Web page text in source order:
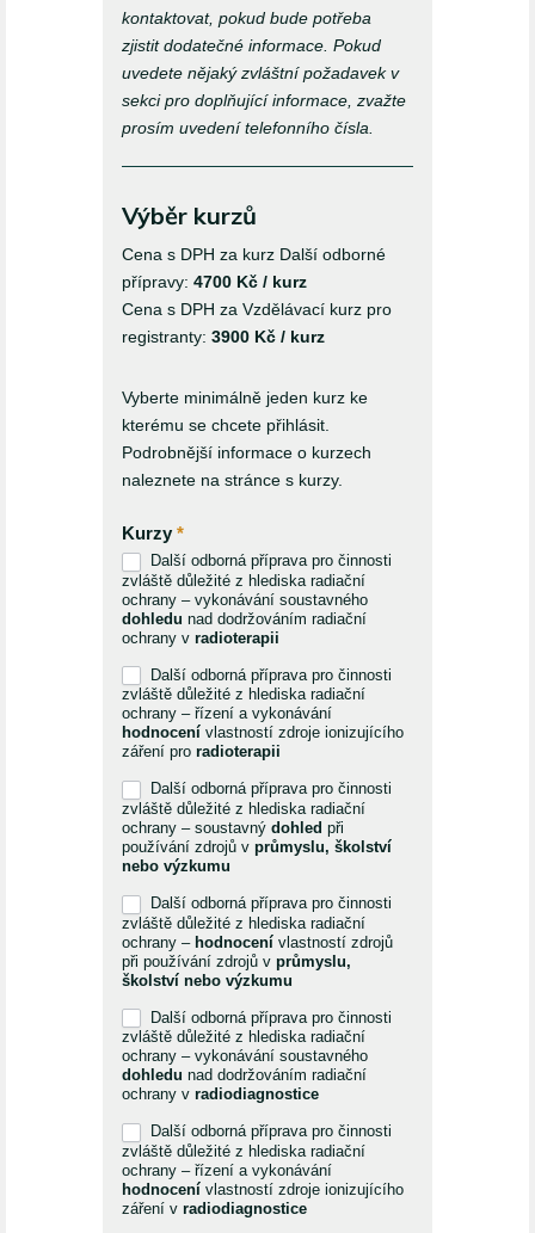
kontaktovat, pokud bude potřeba
zjistit dodatečné informace. Pokud
uvedete nějaký zvláštní požadavek v
sekci pro doplňující informace, zvažte
prosím uvedení telefonního čísla.
Výběr kurzů
Cena s DPH za kurz Další odborné
přípravy:4700 Kč / kurz
Cena s DPH za Vzdělávací kurz pro
registranty:3900 Kč / kurz
Vyberte minimálně jeden kurz ke
kterému se chcete přihlásit.
Podrobnější informace o kurzech
naleznete na stránce s kurzy.
Kurzy*
Další odborná příprava pro činnosti
zvláště důležité z hlediska radiační
ochrany – vykonávání soustavného
dohledu nad dodržováním radiační
ochrany vradioterapii
Další odborná příprava pro činnosti
zvláště důležité z hlediska radiační
ochrany – řízení a vykonávání
hodnocení vlastností zdroje ionizujícího
záření proradioterapii
Další odborná příprava pro činnosti
zvláště důležité z hlediska radiační
ochrany – soustavnýdohled při
používání zdrojů vprůmyslu, školství
nebo výzkumu
Další odborná příprava pro činnosti
zvláště důležité z hlediska radiační
ochrany – hodnocení vlastností zdrojů
při používání zdrojů vprůmyslu,
školství nebo výzkumu
Další odborná příprava pro činnosti
zvláště důležité z hlediska radiační
ochrany – vykonávání soustavného
dohledu nad dodržováním radiační
ochrany vradiodiagnostice
Další odborná příprava pro činnosti
zvláště důležité z hlediska radiační
ochrany – řízení a vykonávání
hodnocení vlastností zdroje ionizujícího
záření vradiodiagnostice